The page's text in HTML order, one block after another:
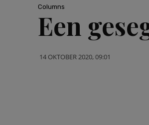
Columns
Een
14 OKTOBER 2020, 09:01